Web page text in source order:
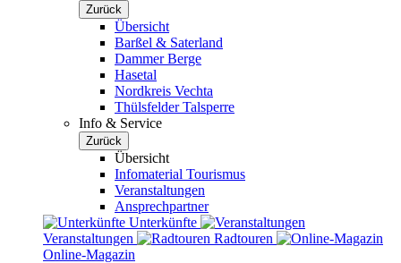
Zurück
Übersicht
Barßel & Saterland
Dammer Berge
Hasetal
Nordkreis Vechta
Thülsfelder Talsperre
Info & Service
Zurück
Übersicht
Infomaterial Tourismus
Veranstaltungen
Ansprechpartner
Unterkünfte
Veranstaltungen
Radtouren
Online-Magazin